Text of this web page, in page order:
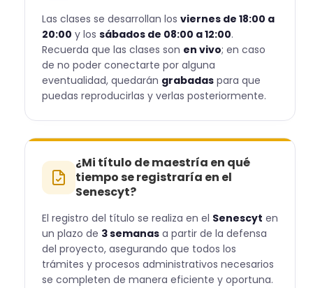
Las clases se desarrollan los viernes de 18:00 a
20:00 y los sábados de 08:00 a 12:00.
Recuerda que las clases son en vivo; en caso
de no poder conectarte por alguna
eventualidad, quedarán grabadas para que
puedas reproducirlas y verlas posteriormente.
¿Mi título de maestría en qué
tiempo se registraría en el
Senescyt?
El registro del título se realiza en el Senescyt en
un plazo de 3 semanas a partir de la defensa
del proyecto, asegurando que todos los
trámites y procesos administrativos necesarios
se completen de manera eficiente y oportuna.